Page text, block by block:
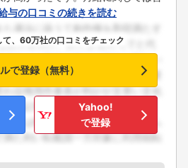
与の口コミの続きを読む
て、60万社の口コミをチェック
で登録（無料）
Yahoo!
で登録